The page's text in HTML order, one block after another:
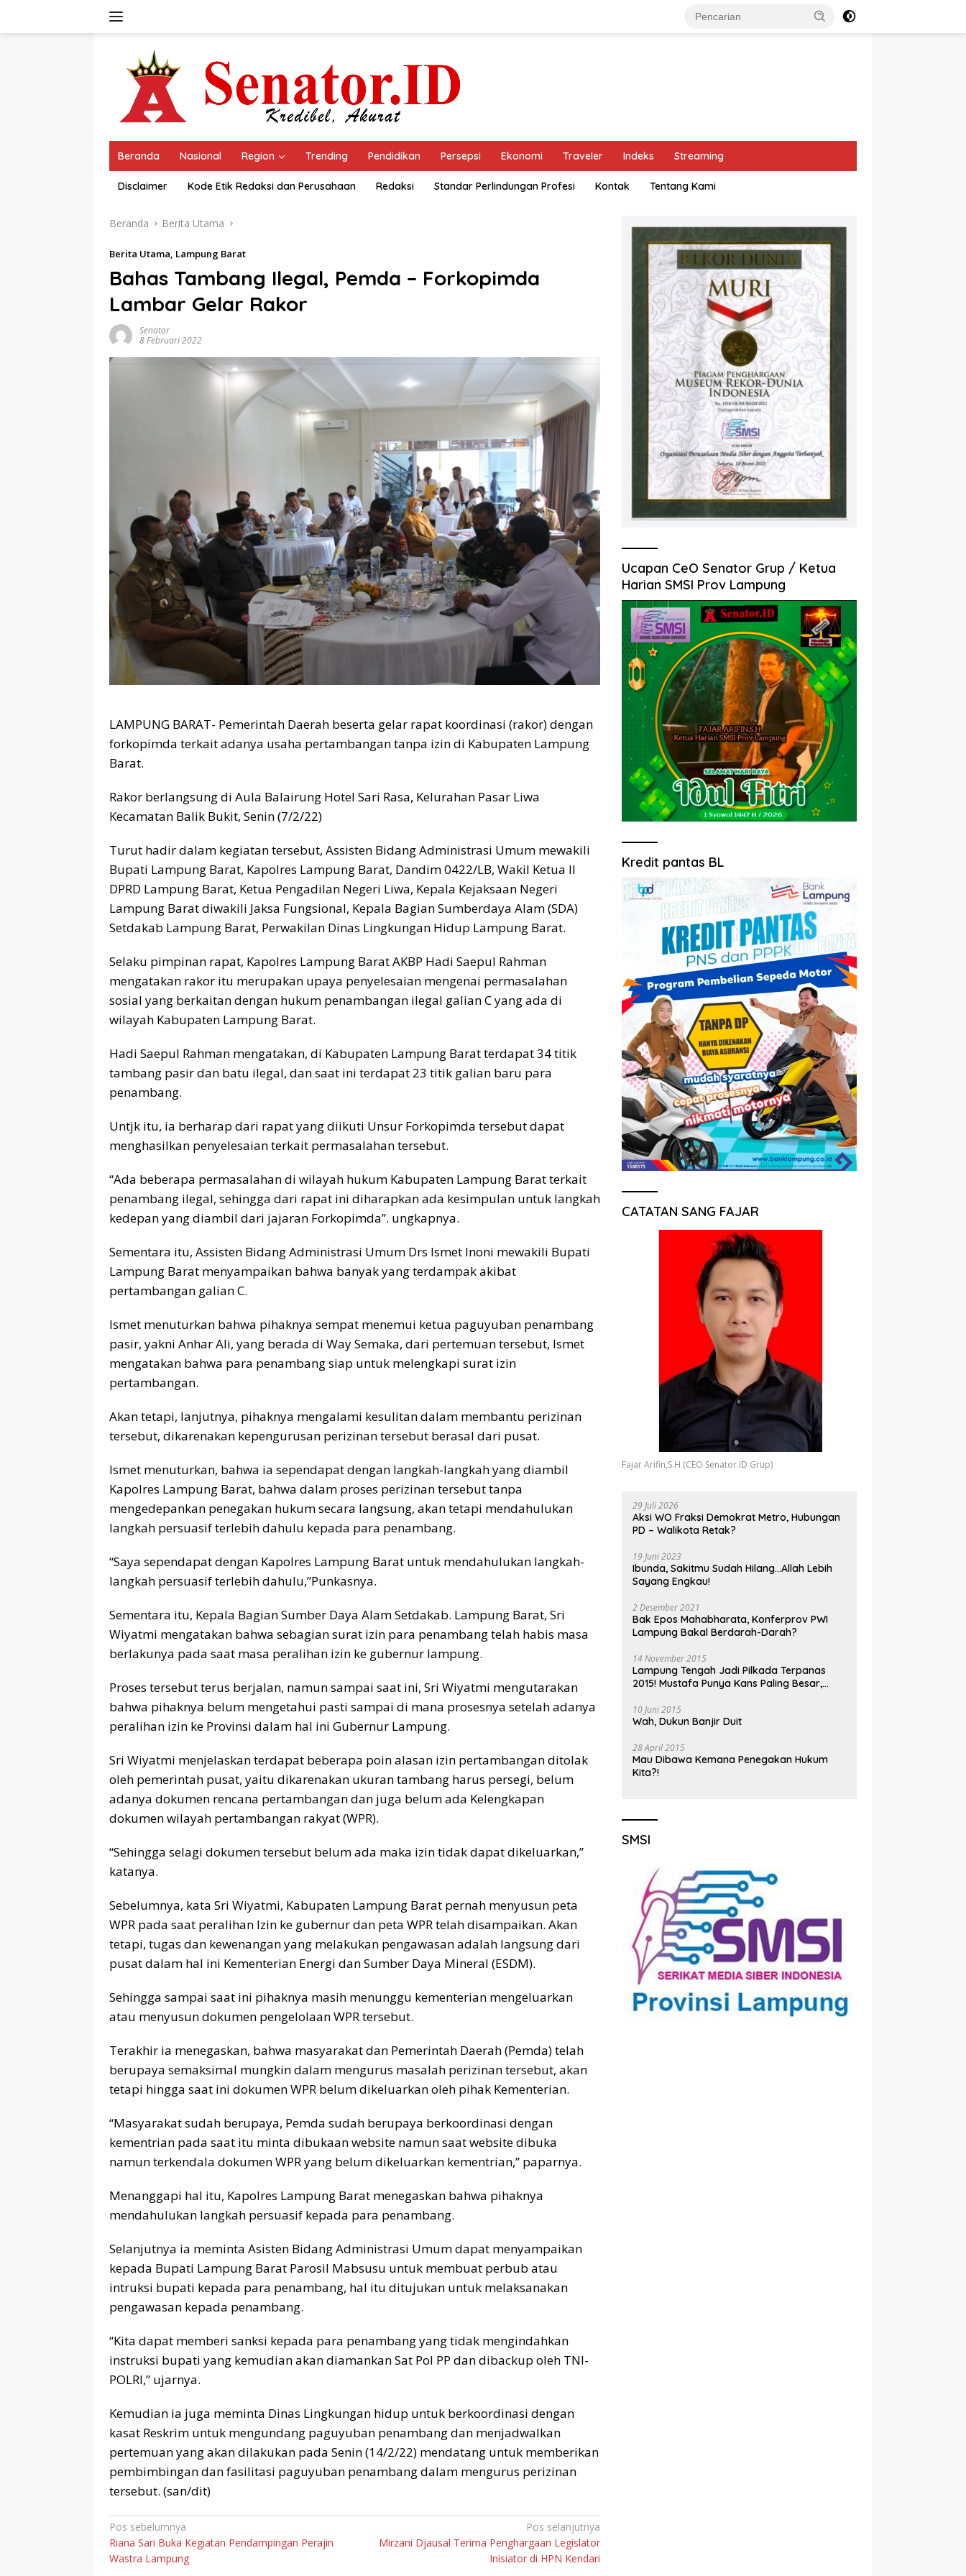
Beranda Nasional Region Trending Pendidikan Persepsi Ekonomi Traveler Indeks Streaming
Disclaimer Kode Etik Redaksi dan Perusahaan Redaksi Standar Perlindungan Profesi Kontak Tentang Kami
Beranda Berita Utama
Berita Utama, Lampung Barat
Bahas Tambang Ilegal, Pemda – Forkopimda
Lambar Gelar Rakor
Senator
8 Februari 2022
LAMPUNG BARAT- Pemerintah Daerah beserta gelar rapat koordinasi (rakor) dengan
forkopimda terkait adanya usaha pertambangan tanpa izin di Kabupaten Lampung
Barat.
Rakor berlangsung di Aula Balairung Hotel Sari Rasa, Kelurahan Pasar Liwa
Kecamatan Balik Bukit, Senin (7/2/22)
Turut hadir dalam kegiatan tersebut, Assisten Bidang Administrasi Umum mewakili
Bupati Lampung Barat, Kapolres Lampung Barat, Dandim 0422/LB, Wakil Ketua II
DPRD Lampung Barat, Ketua Pengadilan Negeri Liwa, Kepala Kejaksaan Negeri
Lampung Barat diwakili Jaksa Fungsional, Kepala Bagian Sumberdaya Alam (SDA)
Setdakab Lampung Barat, Perwakilan Dinas Lingkungan Hidup Lampung Barat.
Selaku pimpinan rapat, Kapolres Lampung Barat AKBP Hadi Saepul Rahman
mengatakan rakor itu merupakan upaya penyelesaian mengenai permasalahan
sosial yang berkaitan dengan hukum penambangan ilegal galian C yang ada di
wilayah Kabupaten Lampung Barat.
Hadi Saepul Rahman mengatakan, di Kabupaten Lampung Barat terdapat 34 titik
tambang pasir dan batu ilegal, dan saat ini terdapat 23 titik galian baru para
penambang.
Untjk itu, ia berharap dari rapat yang diikuti Unsur Forkopimda tersebut dapat
menghasilkan penyelesaian terkait permasalahan tersebut.
“Ada beberapa permasalahan di wilayah hukum Kabupaten Lampung Barat terkait
penambang ilegal, sehingga dari rapat ini diharapkan ada kesimpulan untuk langkah
kedepan yang diambil dari jajaran Forkopimda”. ungkapnya.
Sementara itu, Assisten Bidang Administrasi Umum Drs Ismet Inoni mewakili Bupati
Lampung Barat menyampaikan bahwa banyak yang terdampak akibat
pertambangan galian C.
Ismet menuturkan bahwa pihaknya sempat menemui ketua paguyuban penambang
pasir, yakni Anhar Ali, yang berada di Way Semaka, dari pertemuan tersebut, Ismet
mengatakan bahwa para penambang siap untuk melengkapi surat izin
pertambangan.
Akan tetapi, lanjutnya, pihaknya mengalami kesulitan dalam membantu perizinan
tersebut, dikarenakan kepengurusan perizinan tersebut berasal dari pusat.
Ismet menuturkan, bahwa ia sependapat dengan langkah-langkah yang diambil
Kapolres Lampung Barat, bahwa dalam proses perizinan tersebut tanpa
mengedepankan penegakan hukum secara langsung, akan tetapi mendahulukan
langkah persuasif terlebih dahulu kepada para penambang.
“Saya sependapat dengan Kapolres Lampung Barat untuk mendahulukan langkah-
langkah persuasif terlebih dahulu,”Punkasnya.
Sementara itu, Kepala Bagian Sumber Daya Alam Setdakab. Lampung Barat, Sri
Wiyatmi mengatakan bahwa sebagian surat izin para penambang telah habis masa
berlakunya pada saat masa peralihan izin ke gubernur lampung.
Proses tersebut terus berjalan, namun sampai saat ini, Sri Wiyatmi mengutarakan
bahwa pihaknya belum mengetahui pasti sampai di mana prosesnya setelah adanya
peralihan izin ke Provinsi dalam hal ini Gubernur Lampung.
Sri Wiyatmi menjelaskan terdapat beberapa poin alasan izin pertambangan ditolak
oleh pemerintah pusat, yaitu dikarenakan ukuran tambang harus persegi, belum
adanya dokumen rencana pertambangan dan juga belum ada Kelengkapan
dokumen wilayah pertambangan rakyat (WPR).
“Sehingga selagi dokumen tersebut belum ada maka izin tidak dapat dikeluarkan,”
katanya.
Sebelumnya, kata Sri Wiyatmi, Kabupaten Lampung Barat pernah menyusun peta
WPR pada saat peralihan Izin ke gubernur dan peta WPR telah disampaikan. Akan
tetapi, tugas dan kewenangan yang melakukan pengawasan adalah langsung dari
pusat dalam hal ini Kementerian Energi dan Sumber Daya Mineral (ESDM).
Sehingga sampai saat ini pihaknya masih menunggu kementerian mengeluarkan
atau menyusun dokumen pengelolaan WPR tersebut.
Terakhir ia menegaskan, bahwa masyarakat dan Pemerintah Daerah (Pemda) telah
berupaya semaksimal mungkin dalam mengurus masalah perizinan tersebut, akan
tetapi hingga saat ini dokumen WPR belum dikeluarkan oleh pihak Kementerian.
“Masyarakat sudah berupaya, Pemda sudah berupaya berkoordinasi dengan
kementrian pada saat itu minta dibukaan website namun saat website dibuka
namun terkendala dokumen WPR yang belum dikeluarkan kementrian,” paparnya.
Menanggapi hal itu, Kapolres Lampung Barat menegaskan bahwa pihaknya
mendahulukan langkah persuasif kepada para penambang.
Selanjutnya ia meminta Asisten Bidang Administrasi Umum dapat menyampaikan
kepada Bupati Lampung Barat Parosil Mabsusu untuk membuat perbub atau
intruksi bupati kepada para penambang, hal itu ditujukan untuk melaksanakan
pengawasan kepada penambang.
“Kita dapat memberi sanksi kepada para penambang yang tidak mengindahkan
instruksi bupati yang kemudian akan diamankan Sat Pol PP dan dibackup oleh TNI-
POLRI,” ujarnya.
Kemudian ia juga meminta Dinas Lingkungan hidup untuk berkoordinasi dengan
kasat Reskrim untuk mengundang paguyuban penambang dan menjadwalkan
pertemuan yang akan dilakukan pada Senin (14/2/22) mendatang untuk memberikan
pembimbingan dan fasilitasi paguyuban penambang dalam mengurus perizinan
tersebut. (san/dit)
Navigasi
pos
Pos sebelumnya
Riana Sari Buka Kegiatan Pendampingan Perajin
Wastra Lampung
Pos selanjutnya
Mirzani Djausal Terima Penghargaan Legislator
Inisiator di HPN Kendari
Ucapan CeO Senator Grup / Ketua
Harian SMSI Prov Lampung
Kredit pantas BL
CATATAN SANG FAJAR
Fajar Arifin,S.H (CEO Senator.ID Grup)
29 Juli 2026
Aksi WO Fraksi Demokrat Metro, Hubungan
PD – Walikota Retak?
19 Juni 2023
Ibunda, Sakitmu Sudah Hilang…Allah Lebih
Sayang Engkau!
2 Desember 2021
Bak Epos Mahabharata, Konferprov PWI
Lampung Bakal Berdarah-Darah?
14 November 2015
Lampung Tengah Jadi Pilkada Terpanas
2015! Mustafa Punya Kans Paling Besar,
10 Juni 2015
Wah, Dukun Banjir Duit
28 April 2015
Mau Dibawa Kemana Penegakan Hukum
Kita?!
SMSI